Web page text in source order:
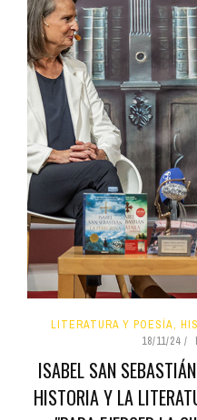
LITERATURA Y POESÍA,
18/11/24
ISABEL SAN
HISTORIA Y LA